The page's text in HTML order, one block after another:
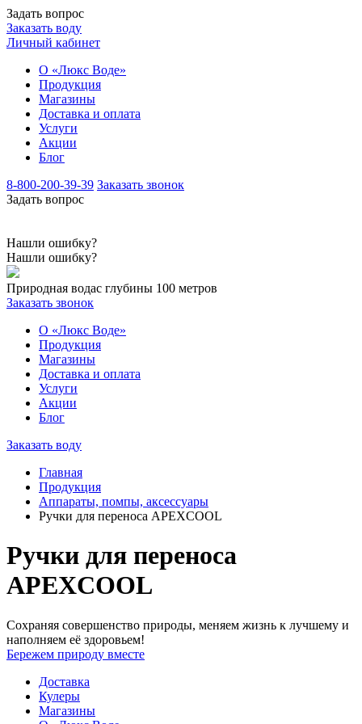
Задать вопрос
Заказать воду
Личный кабинет
О «Люкс Воде»
Продукция
Магазины
Доставка и оплата
Услуги
Акции
Блог
8-800-200-39-39 Заказать звонок
Задать вопрос
Нашли ошибку?
Нашли ошибку?
Природная водас глубины 100 метров
Заказать звонок
О «Люкс Воде»
Продукция
Магазины
Доставка и оплата
Услуги
Акции
Блог
Заказать воду
Главная
Продукция
Аппараты, помпы, аксессуары
Ручки для переноса APEXCOOL
Ручки для переноса
APEXCOOL
Сохраняя совершенство природы, меняем жизнь к лучшему и
наполняем её здоровьем!
Бережем природу вместе
Доставка
Кулеры
Магазины